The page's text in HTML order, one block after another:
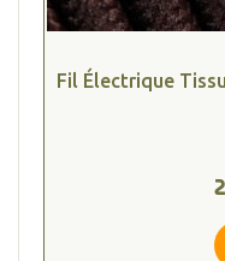
Fil Électrique